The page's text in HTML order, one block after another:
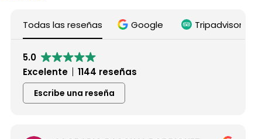
Todas las reseñas Google Tripadvisor
5.0
Excelente
1144 reseñas
Escribe una reseña